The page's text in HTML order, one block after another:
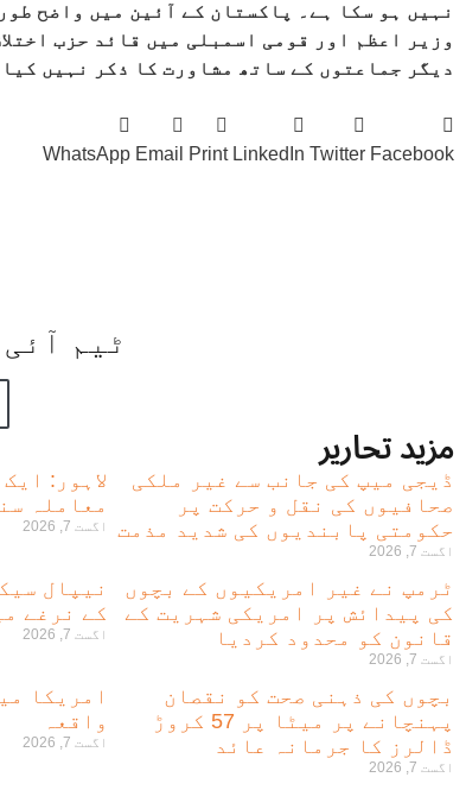
نہیں ہو سکا ہے۔ پاکستان کے آئین میں واضح
وزیر اعظم اور قومی اسمبلی میں قائد حزب
دیگر جماعتوں کے ساتھ مشاورت کا ذکر نہیں کیا
Facebook
Twitter
LinkedIn
Print
Email
WhatsApp
ٹیم
مزید تحاریر
ڈیجی میپ کی جانب سے غیر ملکی
صحافیوں کی نقل و حرکت پر
حکومتی پابندیوں کی شدید مذمت
اگست 7, 2026
لاہور:
معاملہ
اگست 7, 2026
ٹرمپ نے غیر امریکیوں کے بچوں
کی پیدائش پر امریکی شہریت کے
قانون کو محدود کردیا
اگست 7, 2026
نیپال
کے نرغے
اگست 7, 2026
بچوں کی ذہنی صحت کو نقصان
پہنچانے پر میٹا پر 57 کروڑ
ڈالرز کا جرمانہ عائد
اگست 7, 2026
امریکا
واقعہ
اگست 7, 2026